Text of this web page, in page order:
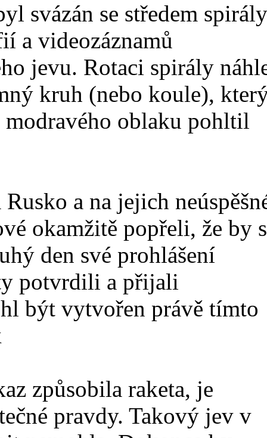
svázán se středem
a videozáznamů
jevu. Rotaci spirály
kruh (nebo koule),
oblaku pohltil
a na jejich
okamžitě popřeli, že by s
den své prohlášení
potvrdili a přijali
být vytvořen právě tímto
způsobila raketa, je
pravdy. Takový jev v